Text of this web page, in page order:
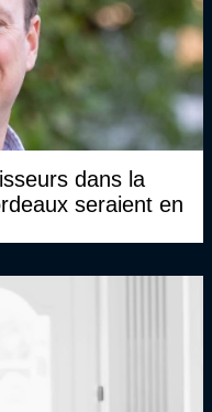
dans la
seraient en